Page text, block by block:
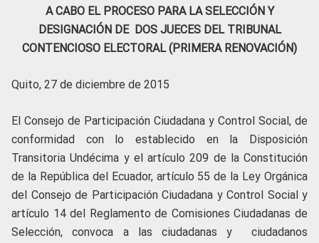
A CABO EL PROCESO PARA LA SELECCIÓN Y
DESIGNACIÓN DE DOS JUECES DEL TRIBUNAL
CONTENCIOSO ELECTORAL (PRIMERA RENOVACIÓN)
Quito, 27 de diciembre de 2015
El Consejo de Participación Ciudadana y Control Social, de
conformidad con lo establecido en la Disposición
Transitoria Undécima y el artículo 209 de la Constitución
de la República del Ecuador, artículo 55 de la Ley Orgánica
del Consejo de Participación Ciudadana y Control Social y
artículo 14 del Reglamento de Comisiones Ciudadanas de
Selección, convoca a las ciudadanas y ciudadanos